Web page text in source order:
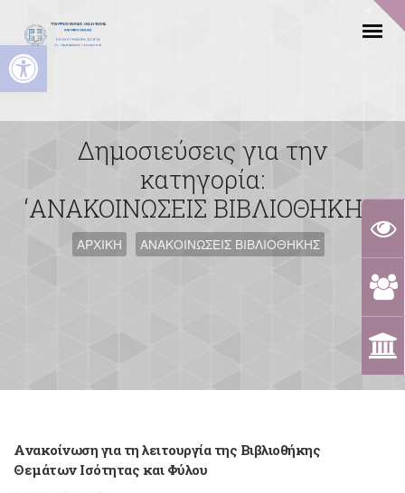
Ανοίξτε τη γραμμή εργαλείων
Δημοσιεύσεις για την
κατηγορία:
‘ΑΝΑΚΟΙΝΩΣΕΙΣ ΒΙΒΛΙΟΘΗΚΗΣ’
ΑΡΧΙΚΗ ΑΝΑΚΟΙΝΩΣΕΙΣ ΒΙΒΛΙΟΘΗΚΗΣ
Ανακοίνωση για τη λειτουργία της Βιβλιοθήκης
Θεμάτων Ισότητας και Φύλου